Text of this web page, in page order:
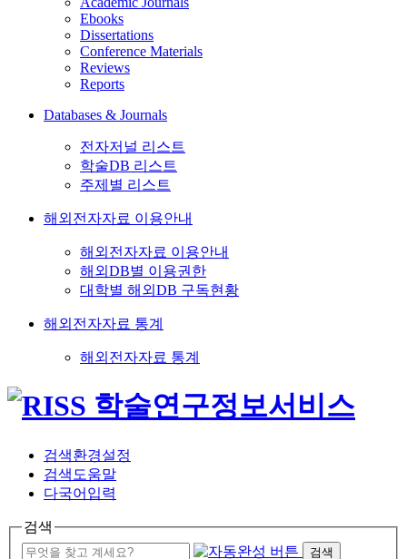
Ebooks
Dissertations
Conference Materials
Reviews
Reports
Databases & Journals
전자저널 리스트
학술DB 리스트
주제별 리스트
해외전자자료 이용안내
해외전자자료 이용안내
해외DB별 이용권한
대학별 해외DB 구독현황
해외전자자료 통계
해외전자자료 통계
검색환경설정
검색도움말
다국어입력
검색
검색